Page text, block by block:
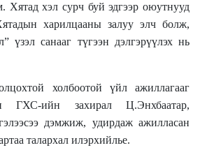
Хятад хэл сурч буй эдгээр оюутнууд
харилцааны залуу элч болж,
үзэл санааг түгээн дэлгэрүүлэх нь
холбоотой үйл ажиллагааг
ГХС-ийн захирал Ц.Энхбаатар,
дэмжиж, удирдаж ажилласан
талархал илэрхийлье.